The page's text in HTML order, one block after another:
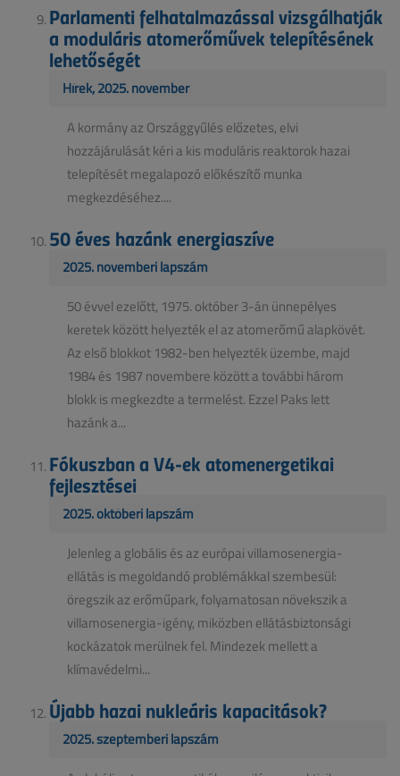
Parlamenti felhatalmazással vizsgálhatják
a moduláris atomerőművek telepítésének
lehetőségét
Hírek, 2025. november
A kormány az Országgyűlés előzetes, elvi
hozzájárulását kéri a kis moduláris reaktorok hazai
telepítését megalapozó előkészítő munka
megkezdéséhez....
50 éves hazánk energiaszíve
2025. novemberi lapszám
50 évvel ezelőtt, 1975. október 3-án ünnepélyes
keretek között helyezték el az atomerőmű alapkövét.
Az első blokkot 1982-ben helyezték üzembe, majd
1984 és 1987 novembere között a további három
blokk is megkezdte a termelést. Ezzel Paks lett
hazánk a...
Fókuszban a V4-ek atomenergetikai
fejlesztései
2025. októberi lapszám
Jelenleg a globális és az európai villamosenergia-
ellátás is megoldandó problémákkal szembesül:
öregszik az erőműpark, folyamatosan növekszik a
villamosenergia-igény, miközben ellátásbiztonsági
kockázatok merülnek fel. Mindezek mellett a
klímavédelmi...
Újabb hazai nukleáris kapacitások?
2025. szeptemberi lapszám